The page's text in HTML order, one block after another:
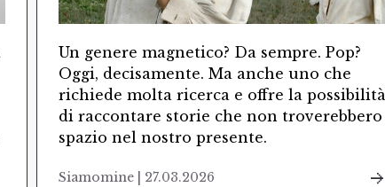
Un genere magnetico? Da sempre. Pop?
Oggi, decisamente. Ma anche uno che
richiede molta ricerca e offre la possibilità
di raccontare storie che non troverebbero
spazio nel nostro presente.
Siamomine | 27.03.2026